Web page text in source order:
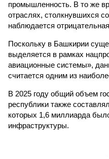
промышленность. В то же
отраслях, столкнувшихся
наблюдается
Поскольку в Башкирии
выделяется в рамках
авиационные системы»,
считается одним из
В 2025 году общий объем
республики также
которых 1,6 миллиарда
инфраструктуры.